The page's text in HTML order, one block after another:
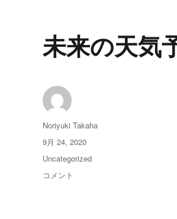
未来の天気
投
稿
Noriyuki Takaha
投
稿
9月 24, 2020
カ
テ
Uncategorized
未
コメント